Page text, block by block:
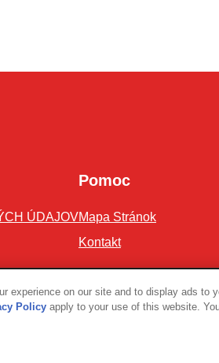
ÚDAJOV
Pomoc
Mapa Stránok
Kontakt
experience on our site and to display ads to
Policy apply to your use of this website.